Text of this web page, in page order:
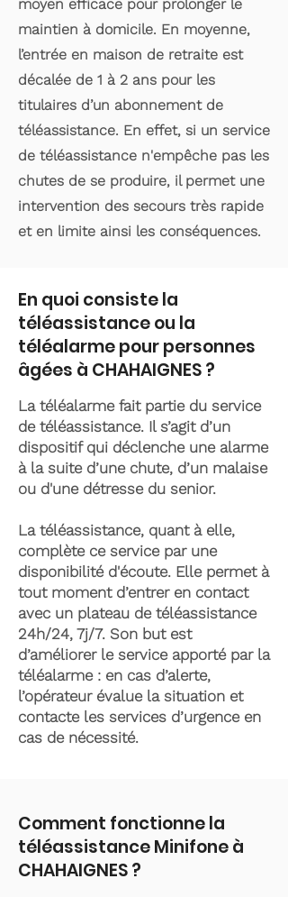
moyen efficace pour prolonger le
maintien à domicile. En moyenne,
l’entrée en maison de retraite est
décalée de 1 à 2 ans pour les
titulaires d’un abonnement de
téléassistance. En effet, si un service
de téléassistance n'empêche pas les
chutes de se produire, il permet une
intervention des secours très rapide
et en limite ainsi les conséquences.
En quoi consiste la
téléassistance ou la
téléalarme pour personnes
âgées à CHAHAIGNES ?
La téléalarme fait partie du service
de téléassistance. Il s’agit d’un
dispositif qui déclenche une alarme
à la suite d’une chute, d’un malaise
ou d'une détresse du senior.
La téléassistance, quant à elle,
complète ce service par une
disponibilité d'écoute. Elle permet à
tout moment d’entrer en contact
avec un plateau de téléassistance
24h/24, 7j/7. Son but est
d’améliorer le service apporté par la
téléalarme : en cas d’alerte,
l’opérateur évalue la situation et
contacte les services d’urgence en
cas de nécessité.
Comment fonctionne la
téléassistance Minifone à
CHAHAIGNES ?